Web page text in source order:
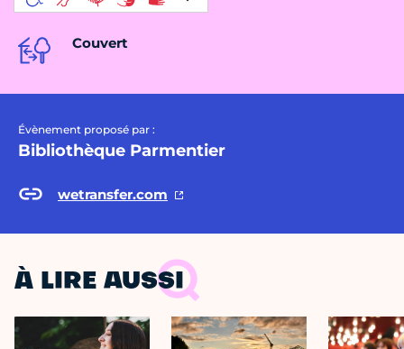
Couvert
Évènement proposé par :
Bibliothèque Parmentier
wetransfer.com
À LIRE AUSSI